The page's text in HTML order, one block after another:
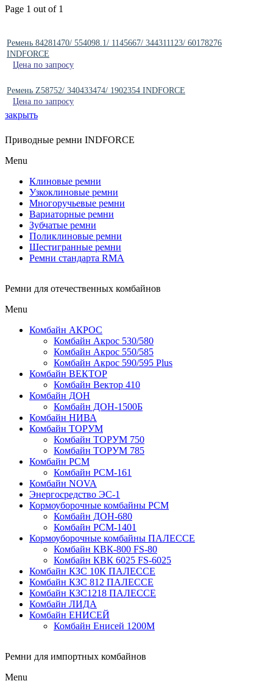
Page 1 out of 1
Ремень 84281470/ 554098.1/ 1145667/ 344311123/ 60178276
INDFORCE
Цена по запросу
Ремень Z58752/ 340433474/ 1902354 INDFORCE
Цена по запросу
закрыть
Приводные ремни INDFORCE
Menu
Клиновые ремни
Узкоклиновые ремни
Многоручьевые ремни
Вариаторные ремни
Зубчатые ремни
Поликлиновые ремни
Шестигранные ремни
Ремни стандарта RMA
Ремни для отечественных комбайнов
Menu
Комбайн АКРОС
Комбайн Акрос 530/580
Комбайн Акрос 550/585
Комбайн Акрос 590/595 Plus
Комбайн ВЕКТОР
Комбайн Вектор 410
Комбайн ДОН
Комбайн ДОН-1500Б
Комбайн НИВА
Комбайн ТОРУМ
Комбайн ТОРУМ 750
Комбайн ТОРУМ 785
Комбайн РСМ
Комбайн РСМ-161
Комбайн NOVA
Энергосредство ЭС-1
Кормоуборочные комбайны РСМ
Комбайн ДОН-680
Комбайн РСМ-1401
Кормоуборочные комбайны ПАЛЕССЕ
Комбайн КВК-800 FS-80
Комбайн КВК 6025 FS-6025
Комбайн КЗС 10К ПАЛЕССЕ
Комбайн КЗС 812 ПАЛЕССЕ
Комбайн КЗС1218 ПАЛЕССЕ
Комбайн ЛИДА
Комбайн ЕНИСЕЙ
Комбайн Енисей 1200М
Ремни для импортных комбайнов
Menu